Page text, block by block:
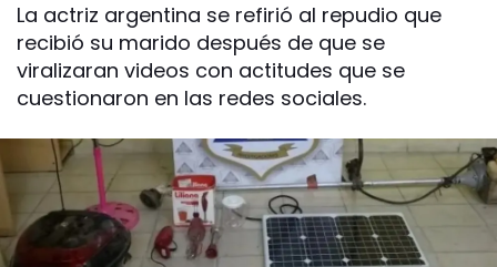
La actriz argentina se refirió al repudio que
recibió su marido después de que se
viralizaran videos con actitudes que se
cuestionaron en las redes sociales.